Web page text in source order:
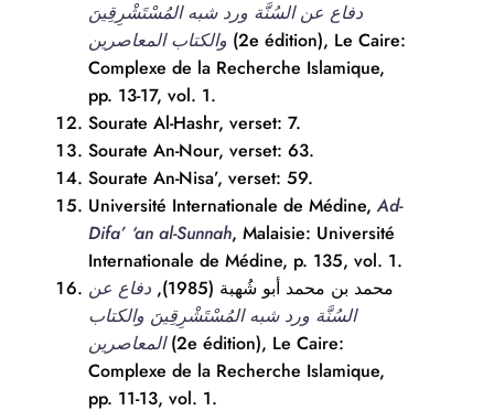
دفاع عن السُنَّة ورد شبه المُسْتَشْرِقِينَ
والكتاب المعاصرين (2e édition), Le Caire:
Complexe de la Recherche Islamique,
pp. 13-17, vol. 1.
Sourate Al-Hashr, verset: 7.
Sourate An-Nour, verset: 63.
Sourate An-Nisa’, verset: 59.
Université Internationale de Médine,Ad-
Difa’ ‘an al-Sunnah, Malaisie: Université
Internationale de Médine, p. 135, vol. 1.
محمد بن محمد أبو شُهبة (1985),
دفاع عن
السُنَّة ورد شبه المُسْتَشْرِقِينَ والكتاب
المعاصرين(2e édition), Le Caire:
Complexe de la Recherche Islamique,
pp. 11-13, vol. 1.